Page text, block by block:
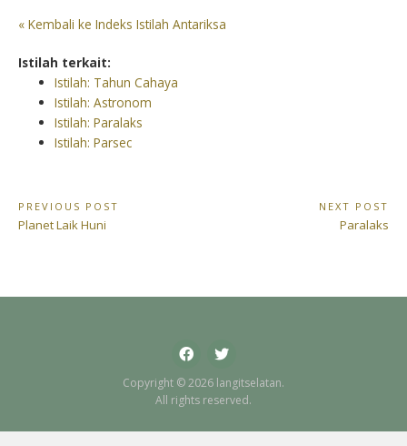
« Kembali ke Indeks Istilah Antariksa
Istilah terkait:
Istilah: Tahun Cahaya
Istilah: Astronom
Istilah: Paralaks
Istilah: Parsec
Navigasi
pos
PREVIOUS POST
Previous
Planet Laik Huni
NEXT POST
Next
Paralaks
FacebookTwitter
Copyright © 2026 langitselatan.
All rights reserved.